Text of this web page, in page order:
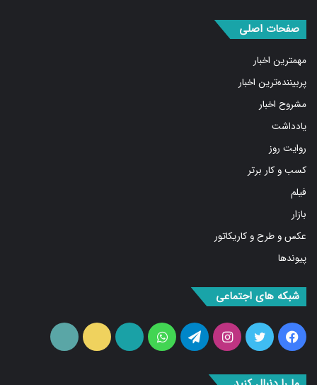
مهمترین اخبار
پربیننده‌ترین اخبار
مشروح اخبار
یادداشت
روایت روز
کسب و کار برتر
فیلم
بازار
عکس و طرح و کاریکاتور
پیوندها
فیس
بوک
توییتراینستاگرامتلگرامواتس
آپ
آپارات ایتا